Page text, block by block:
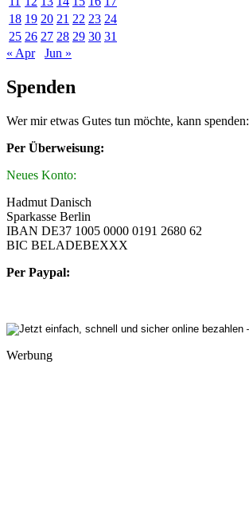
18 19 20 21 22 23 24
25 26 27 28 29 30 31
« Apr
Jun »
Spenden
Wer mir etwas Gutes tun möchte, kann spenden:
Per Überweisung:
Neues Konto:
Hadmut Danisch
Sparkasse Berlin
IBAN DE37 1005 0000 0191 2680 62
BIC BELADEBEXXX
Per Paypal:
Werbung